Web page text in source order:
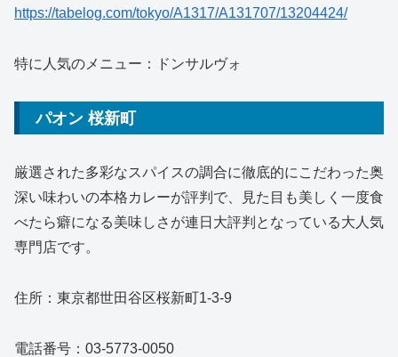
https://tabelog.com/tokyo/A1317/A131707/13204424/
特に人気のメニュー：ドンサルヴォ
パオン 桜新町
厳選された多彩なスパイスの調合に徹底的にこだわった奥
深い味わいの本格カレーが評判で、見た目も美しく一度食
べたら癖になる美味しさが連日大評判となっている大人気
専門店です。
住所：東京都世田谷区桜新町1-3-9
電話番号：03-5773-0050